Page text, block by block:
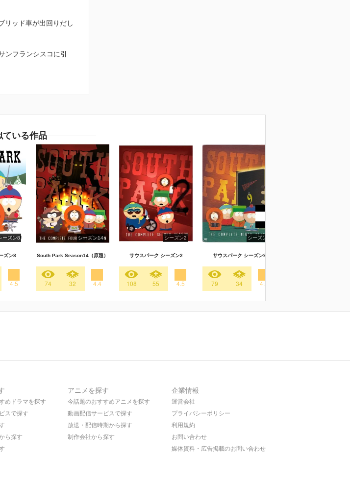
リッド車が出回りだし
ンフランシスコに引
ている作品
ーズン8
ズン8
4.5
シーズン14
South Park Season14（原題）
74 32 4.4
シーズン2
サウスパーク シーズン2
108 55 4.5
シーズン9
サウスパーク シーズン9
79 34 4.5
めドラマを探す
スで探す
ら探す
アニメを探す
今話題のおすすめアニメを探す
動画配信サービスで探す
放送・配信時期から探す
制作会社から探す
企業情報
運営会社
プライバシーポリシー
利用規約
お問い合わせ
媒体資料・広告掲載のお問い合わせ